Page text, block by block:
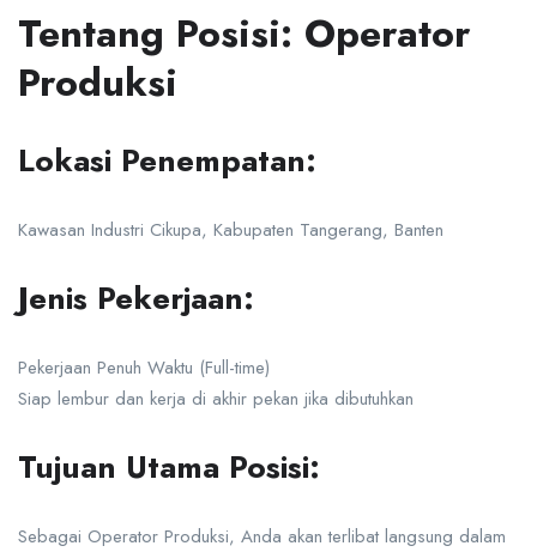
Tentang Posisi: Operator
Produksi
Lokasi Penempatan:
Kawasan Industri Cikupa, Kabupaten Tangerang, Banten
Jenis Pekerjaan:
Pekerjaan Penuh Waktu (Full-time)
Siap lembur dan kerja di akhir pekan jika dibutuhkan
Tujuan Utama Posisi:
Sebagai Operator Produksi, Anda akan terlibat langsung dalam